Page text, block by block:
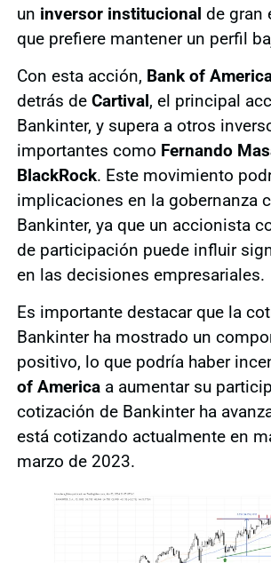
un inversor institucional de gran
que prefiere mantener un perfil
Con esta acción, Bank of
detrás de Cartival, el principal
Bankinter, y supera a otros
importantes como Fernando
BlackRock. Este movimiento
implicaciones en la gobernanza
Bankinter, ya que un accionista
de participación puede influir
en las decisiones empresariales.
Es importante destacar que la
Bankinter ha mostrado un
positivo, lo que podría haber
of Americaa aumentar su
cotización de Bankinter ha
está cotizando actualmente en
marzo de 2023.